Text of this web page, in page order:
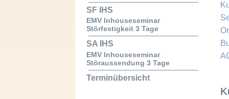
SF IHS
EMV Inhouseseminar
Störfestigkeit 3 Tage
SA IHS
EMV Inhouseseminar
Störaussendung 3 Tage
Terminübersicht